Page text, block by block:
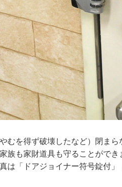
むを得ず破壊したなど）閉ま
族も家財道具も守ることがで
は「ドアジョイナー符号錠付」